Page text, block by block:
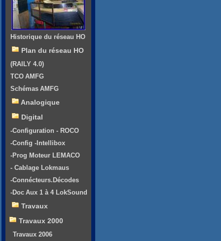
Historique du réseau HO
Plan du réseau HO
(RAILY 4.0)
TCO AMFG
Schémas AMFG
Analogique
Digital
-Configuration - ROCO
-Config -Intellibox
-Prog Moteur LEMACO
- Cablage Lokmaus
-Connécteurs.Décodes
-Doc Aux 1 à 4 LokSound
Travaux
Travaux 2000
Travaux 2006